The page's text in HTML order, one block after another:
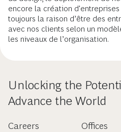
encore la création
toujours la raison d’être des
avec nos clients selon un
les niveaux de l’organisation.
Unlocking the
Advance the World
Careers
Offices